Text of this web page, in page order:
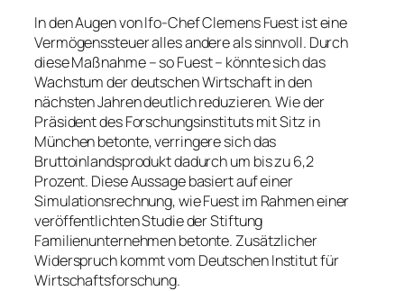
In den Augen von Ifo-Chef Clemens Fuest ist eine
Vermögenssteuer alles andere als sinnvoll. Durch
diese Maßnahme – so Fuest – könnte sich das
Wachstum der deutschen Wirtschaft in den
nächsten Jahren deutlich reduzieren. Wie der
Präsident des Forschungsinstituts mit Sitz in
München betonte, verringere sich das
Bruttoinlandsprodukt dadurch um bis zu 6,2
Prozent. Diese Aussage basiert auf einer
Simulationsrechnung, wie Fuest im Rahmen einer
veröffentlichten Studie der Stiftung
Familienunternehmen betonte. Zusätzlicher
Widerspruch kommt vom Deutschen Institut für
Wirtschaftsforschung.